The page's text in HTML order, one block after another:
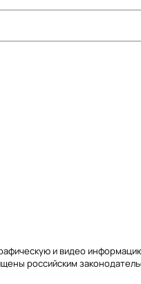
и видео
российским